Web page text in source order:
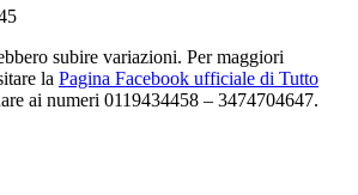
subire variazioni. Per maggiori
la Pagina Facebook ufficiale di Tutto
ai numeri 0119434458 – 3474704647.